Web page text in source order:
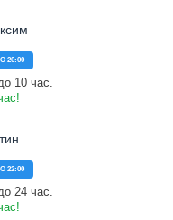
20:00
10 час.
22:00
24 час.